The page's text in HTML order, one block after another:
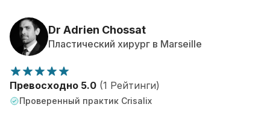
Dr Adrien Chossat
Пластический хирург в Marseille
Превосходно 5.0 (1 Рейтинги)
Проверенный практик Crisalix